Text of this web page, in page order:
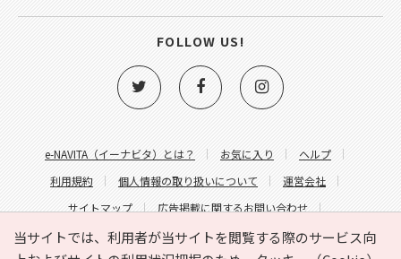
当サイトでは、利用者が当サイトを閲覧する際のサービス向
e-NAVITA（イーナビタ）とは？ お気に入り
ヘルプ
利用規約
個人情報の取り扱いについて
運営会社
サイトマップ
広告掲載に関するお問い合わせ
サイトの内容に関するお問い合わせ
FOLLOW US!